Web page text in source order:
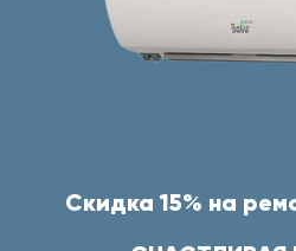
Скидка 15% на